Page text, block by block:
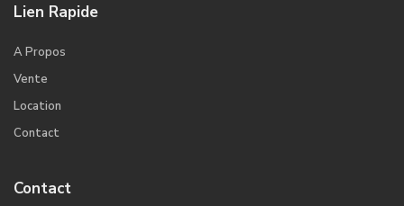
Lien Rapide
A Propos
Vente
Location
Contact
Contact